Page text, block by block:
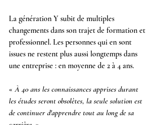
La génération Y subit de multiples
changements dans son trajet de formation et
professionnel. Les personnes qui en sont
issues ne restent plus aussi longtemps dans
une entreprise : en moyenne de 2 à 4 ans.
« À 40 ans les connaissances apprises durant
les études seront obsolètes, la seule solution est
de continuer d'apprendre tout au long de sa